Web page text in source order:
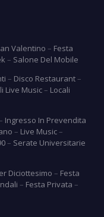
Valentino – Festa
– Salone Del Mobile
– Disco Restaurant–
Live Music– Locali
Ingresso In Prevendita
– Live Music–
– Serate Universitarie
Diciottesimo – Festa
– Festa Privata –